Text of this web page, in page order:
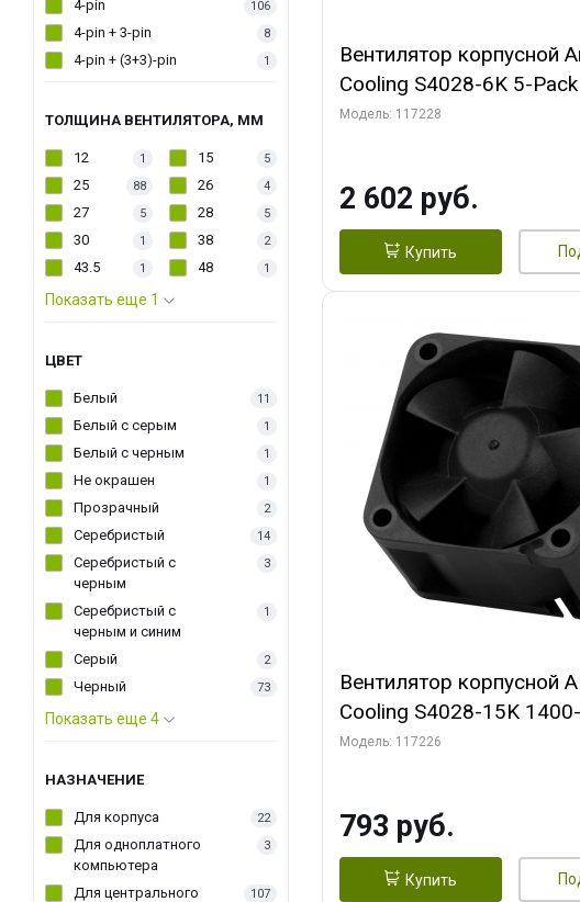
4-pin 106
4-pin + 3-pin 8
4-pin + (3+3)-pin 1
ТОЛЩИНА ВЕНТИЛЯТОРА, ММ
12 1 15 5
25 88 26 4
27 5 28 5
30 1 38 2
43.5 1 48 1
Показать еще 1
ЦВЕТ
Белый 11
Белый с серым 1
Белый с черным 1
Не окрашен 1
Прозрачный 2
Серебристый 14
Серебристый с
черным
3
Серебристый с
черным и синим
1
Серый 2
Черный 73
Показать еще 4
НАЗНАЧЕНИЕ
Для корпуса 22
Для одноплатного
компьютера
3
Для центрального
107
Вентилятор корпусной
Cooling S4028-6K 5-
6000 rpm Dual Ball Bearing 4-
Модель: 117228
2 602 руб.
Купить
Вентилятор корпусной
Cooling S4028-15K
Dual Ball Bearing 4-Pin Fan-
Модель: 117226
793 руб.
Купить